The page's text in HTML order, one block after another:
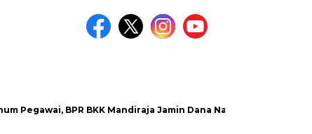
BPR BKK Mandiraja Jamin Dana Nasabah Aman